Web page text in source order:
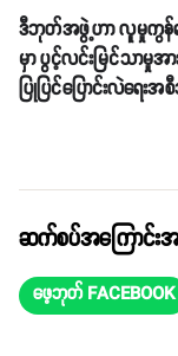
ဒီဘုတ်အဖွဲ့ဟာ လူမှုကွန်ရက်
မှာ ပွင့်လင်းမြင်သာမှု
ပြုပြင်ပြောင်းလဲရေ
ဆက်စပ်အကြောင်းအရ
ဖေ့ဘုတ် FACEBOOK